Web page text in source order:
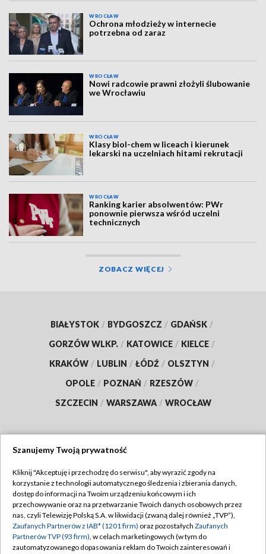
WROCŁAW
Ochrona młodzieży w internecie
potrzebna od zaraz
WROCŁAW
Nowi radcowie prawni złożyli ślubowanie
we Wrocławiu
WROCŁAW
Klasy biol-chem w liceach i kierunek
lekarski na uczelniach hitami rekrutacji
WROCŁAW
Ranking karier absolwentów: PWr
ponownie pierwsza wśród uczelni
technicznych
ZOBACZ WIĘCEJ
BIAŁYSTOK / BYDGOSZCZ / GDAŃSK /
GORZÓW WLKP. / KATOWICE / KIELCE /
KRAKÓW / LUBLIN / ŁÓDŹ / OLSZTYN /
OPOLE / POZNAŃ / RZESZÓW /
SZCZECIN / WARSZAWA / WROCŁAW
TVP
Abonament TVP
Emisja w TVP
Centrum informacji TVP
Regulamin TVP
Polityka prywatności
Moje zgody
Szanujemy Twoją prywatność
Kliknij "Akceptuję i przechodzę do serwisu", aby wyrazić zgody na
korzystanie z technologii automatycznego śledzenia i zbierania danych,
dostęp do informacji na Twoim urządzeniu końcowym i ich
przechowywanie oraz na przetwarzanie Twoich danych osobowych przez
nas, czyli Telewizję Polską S.A. w likwidacji (zwaną dalej również „TVP”),
Zaufanych Partnerów z IAB* (1201 firm) oraz pozostałych Zaufanych
Partnerów TVP (93 firm), w celach marketingowych (w tym do
zautomatyzowanego dopasowania reklam do Twoich zainteresowań i